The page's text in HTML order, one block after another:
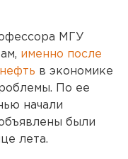
МГУ
именно после
в экономике
По ее
начали
были
лета.